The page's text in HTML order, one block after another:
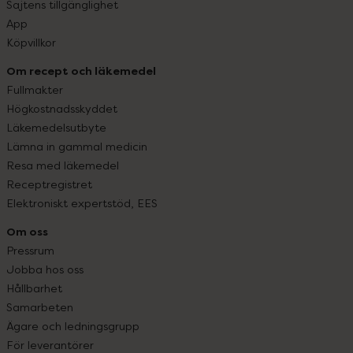
Sajtens tillgänglighet
App
Köpvillkor
Om recept och läkemedel
Fullmakter
Högkostnadsskyddet
Läkemedelsutbyte
Lämna in gammal medicin
Resa med läkemedel
Receptregistret
Elektroniskt expertstöd, EES
Om oss
Pressrum
Jobba hos oss
Hållbarhet
Samarbeten
Ägare och ledningsgrupp
För leverantörer